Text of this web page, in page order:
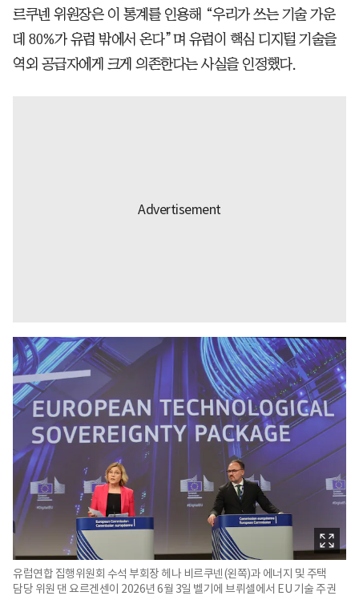
르쿠넨 위원장은 이 통계를 인용해 “우리가 쓰는 기술 가운
데 80%가 유럽 밖에서 온다”며 유럽이 핵심 디지털 기술을
역외 공급자에게 크게 의존한다는 사실을 인정했다.
유럽연합 집행위원회 수석 부회장 헤나 비르쿠넨(왼쪽)과 에너지 및 주택
담당 위원 댄 요르겐센이 2026년 6월 3일 벨기에 브뤼셀에서 EU 기술 주권